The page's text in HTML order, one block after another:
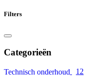
Filters
Categorieën
Technisch onderhoud 12